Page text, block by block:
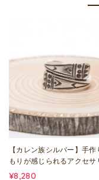
【カレン族シルバー】手作
もりが感じられるアクセサ
¥8,280